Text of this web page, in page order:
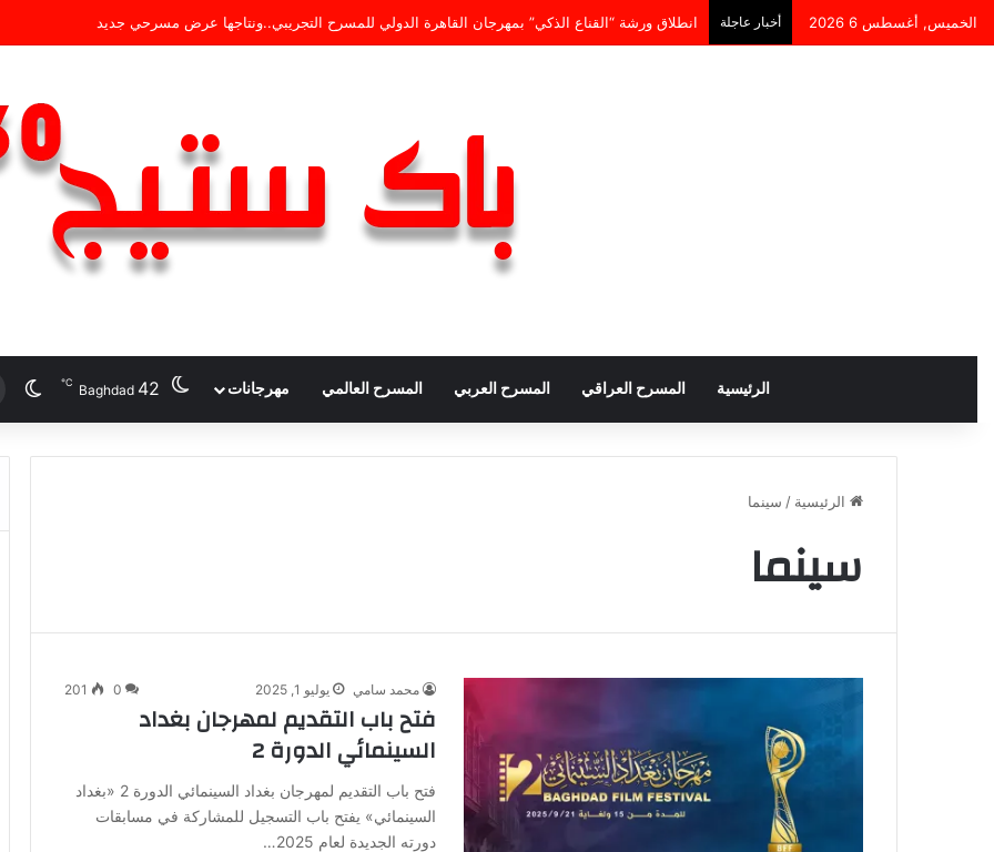
الخميس, أغسطس 6 2026 أخبار عاجلة جيليان رودس تقدم ورشة “السرد القصصي عبر الحركة” ضمن الدورة 33 لمهرجان القاهرة الدولي للمسرح التجريبي
الرئيسية المسرح العراقي المسرح العربي المسرح العالمي مهرجانات Baghdad 42
℃
الرئيسية / سينما
سينما
محمد سامي يوليو 1, 2025 0
201
فتح باب التقديم لمهرجان بغداد
السينمائي الدورة 2
فتح باب التقديم لمهرجان بغداد السينمائي الدورة 2 «بغداد
السينمائي» يفتح باب التسجيل للمشاركة في مسابقات
دورته الجديدة لعام 2025…